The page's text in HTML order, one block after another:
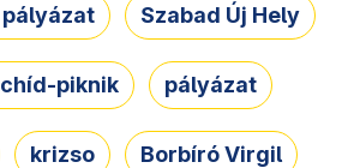
Szabad Új Hely
piknik pályázat
krizso Borbíró Virgil